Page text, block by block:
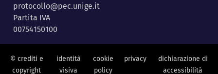
protocollo@pec.unige.it
Partita IVA
00754150100
© crediti e
copyright
identità
visiva
cookie
policy
privacy
dichiarazione di
accessibilità